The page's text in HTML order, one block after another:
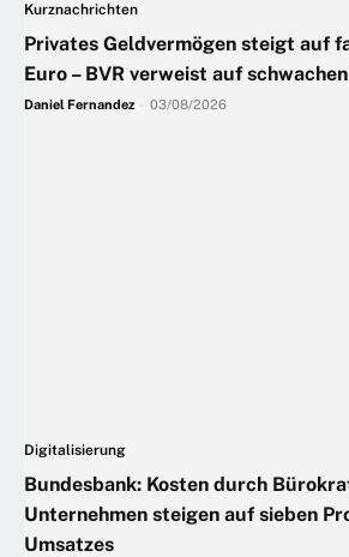
Kurznachrichten
Privates Geldvermögen steigt auf
Euro – BVR verweist auf
Daniel Fernandez 03/08/2026
Digitalisierung
Bundesbank: Kosten durch
Unternehmen steigen auf sieben
Umsatzes